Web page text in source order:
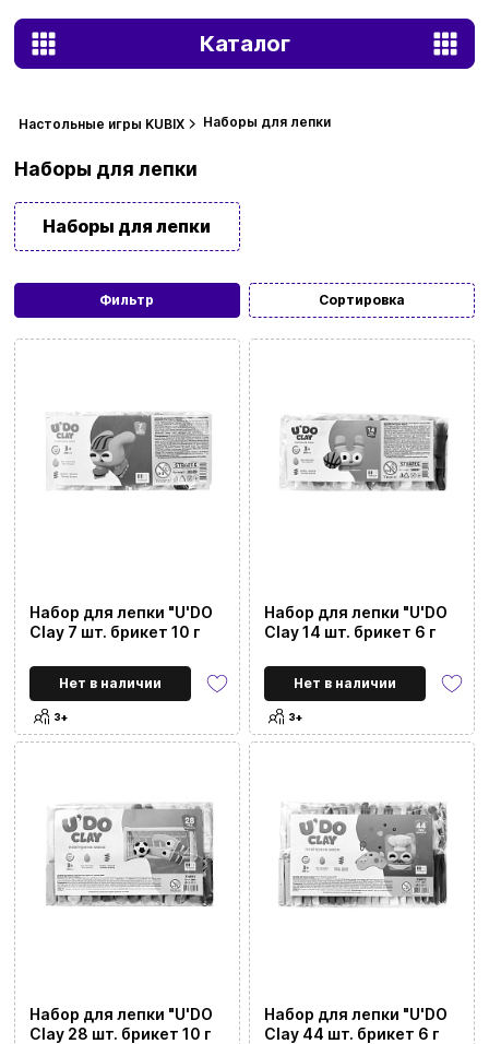
Каталог
Настольные игры KUBIX Наборы для лепки
Фильтр Сортировка
Наборы для лепки
Наборы для лепки
Набор для лепки "U'DO
Clay 7 шт. брикет 10 г
Нет в наличии
3+
Набор для лепки "U'DO
Clay 14 шт. брикет 6 г
Нет в наличии
3+
Набор для лепки "U'DO
Clay 28 шт. брикет 10 г
Набор для лепки "U'DO
Clay 44 шт. брикет 6 г